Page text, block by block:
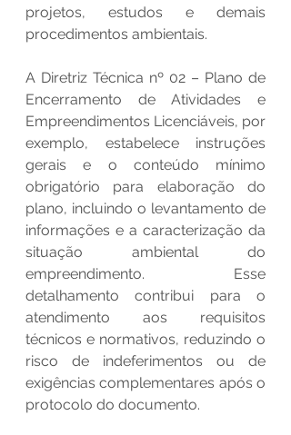
projetos, estudos e demais
procedimentos ambientais.
A Diretriz Técnica nº 02 – Plano de
Encerramento de Atividades e
Empreendimentos Licenciáveis, por
exemplo, estabelece instruções
gerais e o conteúdo mínimo
obrigatório para elaboração do
plano, incluindo o levantamento de
informações e a caracterização da
situação ambiental do
empreendimento. Esse
detalhamento contribui para o
atendimento aos requisitos
técnicos e normativos, reduzindo o
risco de indeferimentos ou de
exigências complementares após o
protocolo do documento.